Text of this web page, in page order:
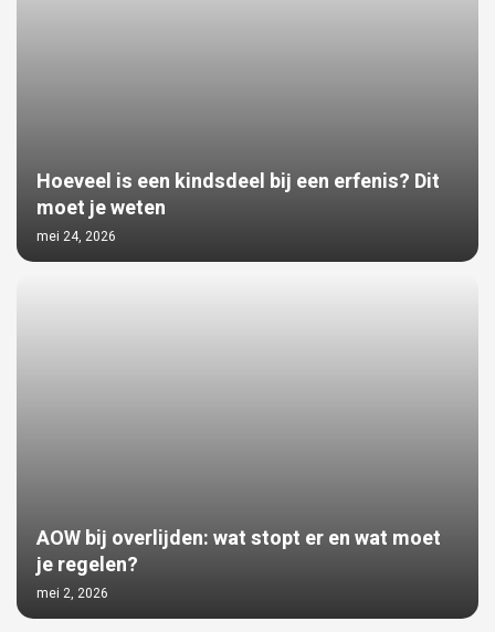
Hoeveel is een kindsdeel bij een erfenis? Dit
moet je weten
mei 24, 2026
AOW bij overlijden: wat stopt er en wat moet
je regelen?
mei 2, 2026